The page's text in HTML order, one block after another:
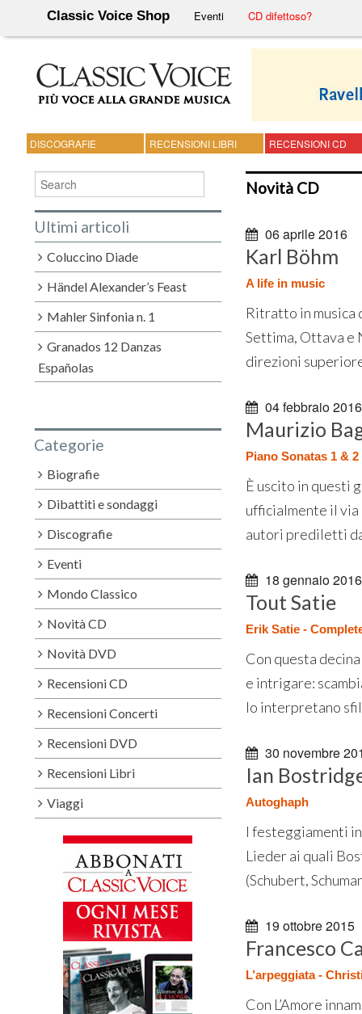
Classic Voice Shop Eventi CD difettoso?
DISCOGRAFIE RECENSIONI LIBRI RECENSIONI CD
Novità CD
06 aprile 2016
Karl Böhm
A life in music
Ritratto in musica
Settima, Ottava e
direzioni
04 febbraio 2016
Maurizio
Piano Sonatas 1 &
È uscito in questi
ufficialmente il
autori prediletti
18 gennaio 2016
Tout Satie
Erik Satie -
Con questa
e intrigare:
lo interpretano
30 novembre
Ian
Autoghaph
I festeggiamenti
Lieder ai quali
(Schubert,
19 ottobre 2015
Francesco
L’arpeggiata -
Con L’Amore
Ultimi articoli
Coluccino Diade
Händel Alexander’s Feast
Mahler Sinfonia n. 1
Granados 12 Danzas
Españolas
Categorie
Biografie
Dibattiti e sondaggi
Discografie
Eventi
Mondo Classico
Novità CD
Novità DVD
Recensioni CD
Recensioni Concerti
Recensioni DVD
Recensioni Libri
Viaggi